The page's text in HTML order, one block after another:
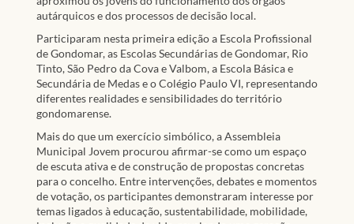
autárquicos e dos processos de decisão local.
Participaram nesta primeira edição a Escola Profissional
de Gondomar, as Escolas Secundárias de Gondomar, Rio
Tinto, São Pedro da Cova e Valbom, a Escola Básica e
Secundária de Medas e o Colégio Paulo VI, representando
diferentes realidades e sensibilidades do território
gondomarense.
Mais do que um exercício simbólico, a Assembleia
Municipal Jovem procurou afirmar-se como um espaço
de escuta ativa e de construção de propostas concretas
para o concelho. Entre intervenções, debates e momentos
de votação, os participantes demonstraram interesse por
temas ligados à educação, sustentabilidade, mobilidade,